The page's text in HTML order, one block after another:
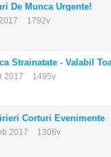
De Munca Urgente!
1792v
2017 1495v
Corturi Evenimente
2017 1306v